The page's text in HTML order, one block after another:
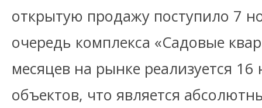
открытую продажу поступило 7
очередь комплекса «Садовые
месяцев на рынке реализуется
объектов, что является